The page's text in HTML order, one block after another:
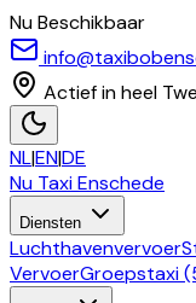
Nu Beschikbaar
Actief in heel
NL|EN|DE
Nu TaxiEnschede
Diensten
Luchthavenvervoer
VervoerGroepstaxi